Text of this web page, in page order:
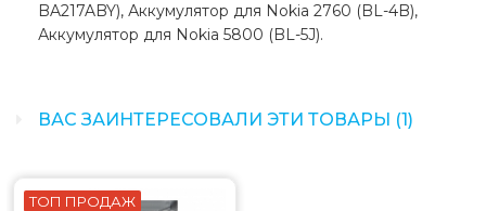
BA217ABY), Аккумулятор для Nokia 2760 (BL-4B),
Аккумулятор для Nokia 5800 (BL-5J).
ВАС ЗАИНТЕРЕСОВАЛИ ЭТИ ТОВАРЫ (1)
ТОП ПРОДАЖ